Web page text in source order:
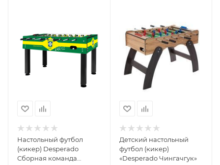
Настольный футбол
(кикер) Desperado
Сборная команда
Детский настольный
футбол (кикер)
«Desperado Чингачгук»